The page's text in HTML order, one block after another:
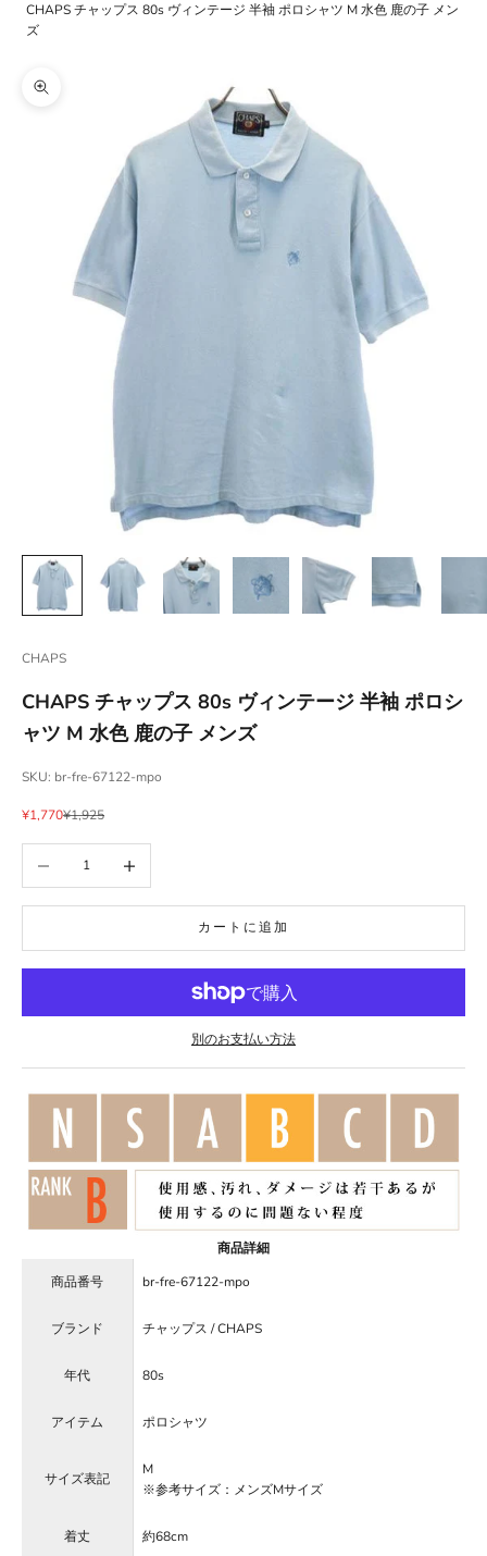
CHAPS チャップス 80s ヴィンテージ 半袖 ポロシャツ M 水色 鹿の子 メン
ズ
ズームイン
CHAPS
CHAPS チャップス 80s ヴィンテージ 半袖 ポロシ
ャツ M 水色 鹿の子 メンズ
SKU: br-fre-67122-mpo
セール価格
¥1,770通常価格
¥1,925
カートに追加
別のお支払い方法
商品詳細
商品番号
br-fre-67122-mpo
ブランド チャップス / CHAPS
年代 80s
アイテム ポロシャツ
サイズ表記
M
※参考サイズ：メンズMサイズ
着丈 約68cm